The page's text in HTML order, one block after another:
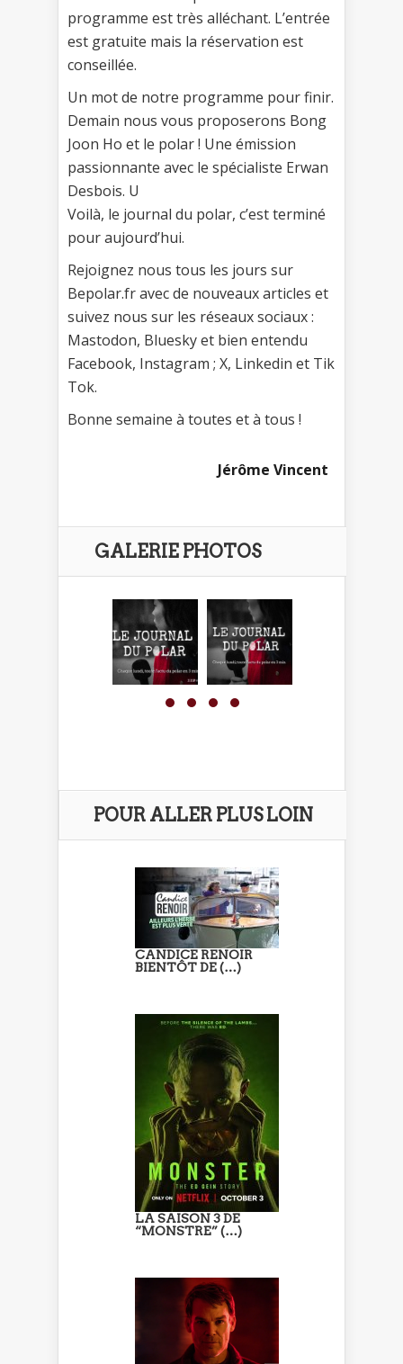
programme est très alléchant. L’entrée
est gratuite mais la réservation est
conseillée.
Un mot de notre programme pour finir.
Demain nous vous proposerons Bong
Joon Ho et le polar ! Une émission
passionnante avec le spécialiste Erwan
Desbois. U
Voilà, le journal du polar, c’est terminé
pour aujourd’hui.
Rejoignez nous tous les jours sur
Bepolar.fr avec de nouveaux articles et
suivez nous sur les réseaux sociaux :
Mastodon, Bluesky et bien entendu
Facebook, Instagram ; X, Linkedin et Tik
Tok.
Bonne semaine à toutes et à tous !
Jérôme Vincent
GALERIE PHOTOS
POUR ALLER PLUS LOIN
CANDICE RENOIR
BIENTÔT DE (…)
LA SAISON 3 DE
“MONSTRE” (…)